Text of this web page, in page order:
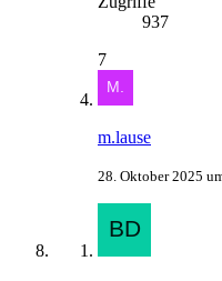
937
7
m.lause
28. Oktober 2025